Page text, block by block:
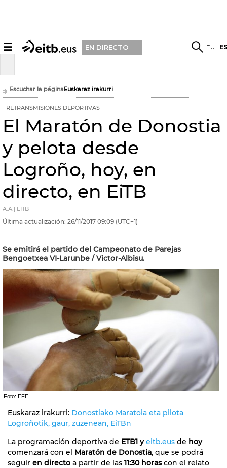
☰ EN DIRECTO EU
Escuchar la páginaEuskaraz irakurri
RETRANSMISIONES DEPORTIVAS
El Maratón de Donostia
y pelota desde
Logroño, hoy, en
directo, en EiTB
A.A.| EITB
Última actualización: 26/11/2017 09:09 (UTC+1)
Se emitirá el partido del Campeonato de Parejas
Bengoetxea VI-Larunbe / Victor-Albisu.
Foto: EFE
Euskaraz irakurri: Donostiako Maratoia eta pilota
Logroñotik, gaur, zuzenean, EiTBn
La programación deportiva de ETB1 yeitb.eus de hoy
comenzará con el Maratón de Donostia, que se podrá
seguir en directo a partir de las 11:30 horascon el relato